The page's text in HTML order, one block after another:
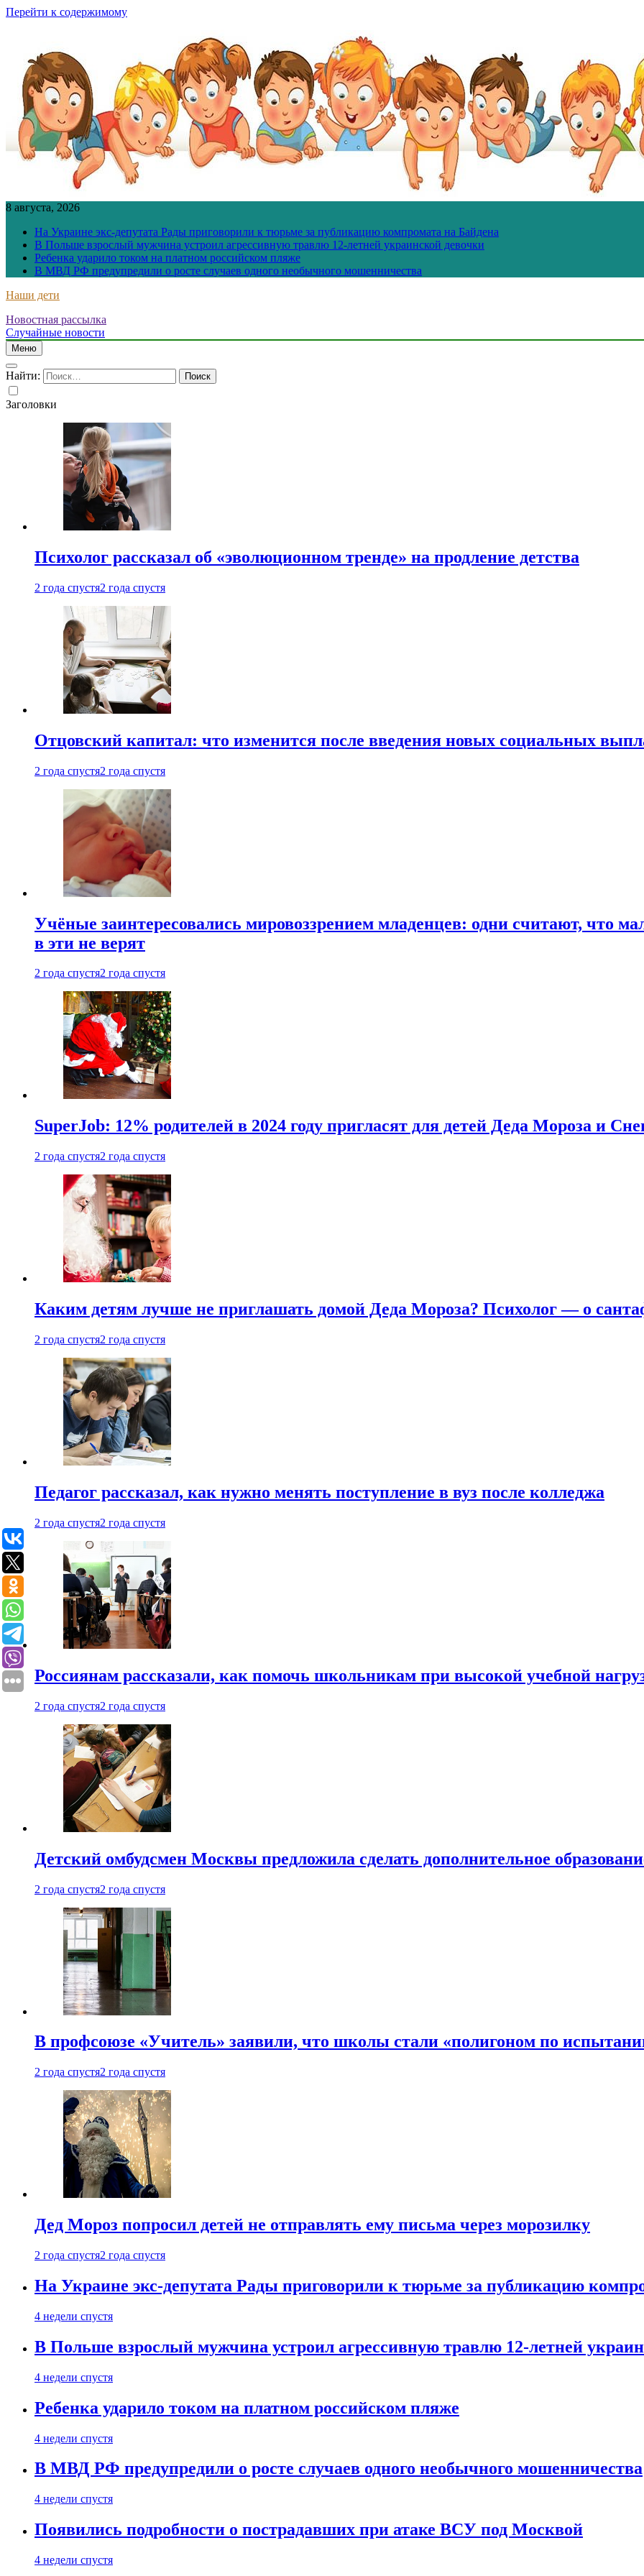
Перейти к содержимому
8 августа, 2026
На Украине экс-депутата Рады приговорили к тюрьме за публикацию компромата на Байдена
В Польше взрослый мужчина устроил агрессивную травлю 12-летней украинской девочки
Ребенка ударило током на платном российском пляже
В МВД РФ предупредили о росте случаев одного необычного мошенничества
Наши дети
Новостная рассылка
Случайные новости
Меню
Найти:
Заголовки
Психолог рассказал об «эволюционном тренде» на продление детства
2 года спустя2 года спустя
Отцовский капитал: что изменится после введения новых социальных
2 года спустя2 года спустя
Учёные заинтересовались мировоззрением младенцев: одни считают, что
в эти не верят
2 года спустя2 года спустя
SuperJob: 12% родителей в 2024 году пригласят для детей Деда Мороза и
2 года спустя2 года спустя
Каким детям лучше не приглашать домой Деда Мороза? Психолог — о
2 года спустя2 года спустя
Педагог рассказал, как нужно менять поступление в вуз после колледжа
2 года спустя2 года спустя
Россиянам рассказали, как помочь школьникам при высокой учебной
2 года спустя2 года спустя
Детский омбудсмен Москвы предложила сделать дополнительное
2 года спустя2 года спустя
В профсоюзе «Учитель» заявили, что школы стали «полигоном по
2 года спустя2 года спустя
Дед Мороз попросил детей не отправлять ему письма через морозилку
2 года спустя2 года спустя
На Украине экс-депутата Рады приговорили к тюрьме за публикацию
4 недели спустя
В Польше взрослый мужчина устроил агрессивную травлю 12-летней
4 недели спустя
Ребенка ударило током на платном российском пляже
4 недели спустя
В МВД РФ предупредили о росте случаев одного необычного мошенничества
4 недели спустя
Появились подробности о пострадавших при атаке ВСУ под Москвой
4 недели спустя